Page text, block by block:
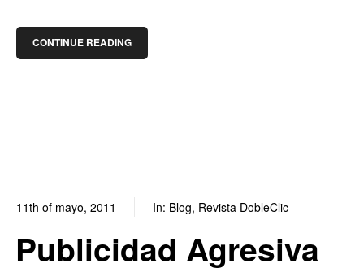
CONTINUE READING
11th of mayo, 2011 In: Blog, Revista DobleClic
Publicidad Agresiva